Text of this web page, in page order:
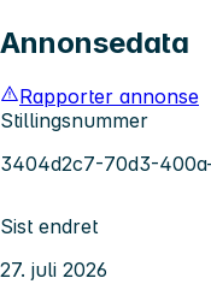
Annonsedata
Rapporter annonse
Stillingsnummer
3404d2c7-70d3-
Sist endret
27. juli 2026